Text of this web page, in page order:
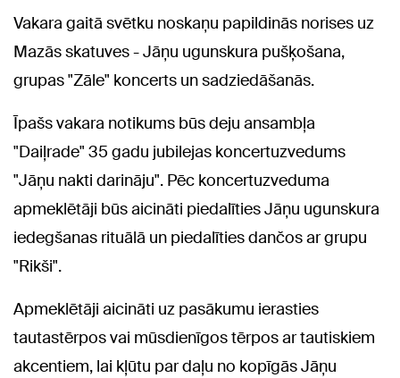
Vakara gaitā svētku noskaņu papildinās norises uz
Mazās skatuves - Jāņu ugunskura pušķošana,
grupas "Zāle" koncerts un sadziedāšanās.
Īpašs vakara notikums būs deju ansambļa
"Daiļrade" 35 gadu jubilejas koncertuzvedums
"Jāņu nakti darināju". Pēc koncertuzveduma
apmeklētāji būs aicināti piedalīties Jāņu ugunskura
iedegšanas rituālā un piedalīties dančos ar grupu
"Rikši".
Apmeklētāji aicināti uz pasākumu ierasties
tautastērpos vai mūsdienīgos tērpos ar tautiskiem
akcentiem, lai kļūtu par daļu no kopīgās Jāņu